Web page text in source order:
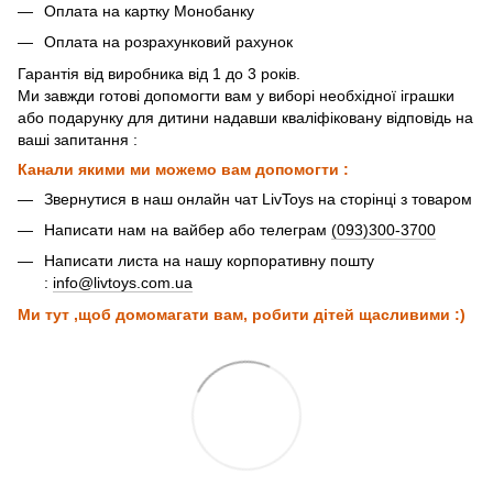
Оплата на картку Монобанку
Оплата на розрахунковий рахунок
Гарантія від виробника від 1 до 3 років.
Ми завжди готові допомогти вам у виборі необхідної іграшки
або подарунку для дитини надавши кваліфіковану відповідь на
ваші запитання :
Канали якими ми можемо вам допомогти :
Звернутися в наш онлайн чат LivToys на сторінці з товаром
Написати нам на вайбер або телеграм (093)300-3700
Написати листа на нашу корпоративну пошту
: info@livtoys.com.ua
Ми тут ,щоб домомагати вам, робити дітей щасливими :)